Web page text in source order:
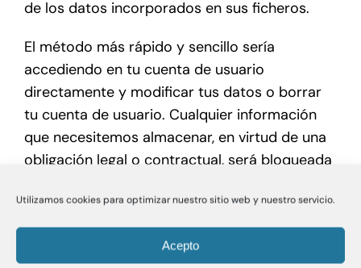
Utilizamos cookies para optimizar nuestro sitio web y nuestro servicio.
Acepto
de los datos incorporados en sus ficheros.
El método más rápido y sencillo sería
accediendo en tu cuenta de usuario
directamente y modificar tus datos o borrar
tu cuenta de usuario. Cualquier información
que necesitemos almacenar, en virtud de una
obligación legal o contractual, será bloqueada
ser borrada.
El interesado podrá ejercitar sus derechos